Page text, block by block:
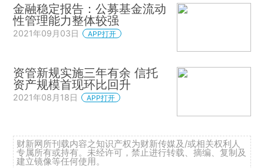
金融稳定报告：公募基金流动
性管理能力整体较强
2021年09月03日 APP打开
资管新规实施三年有余 信托
资产规模首现环比回升
2021年08月18日 APP打开
财新网所刊载内容之知识产权为财新传媒及/或相关权利人
专属所有或持有。未经许可，禁止进行转载、摘编、复制及
建立镜像等任何使用。